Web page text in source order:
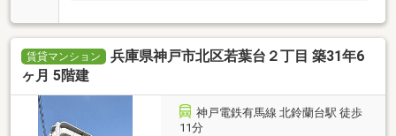
賃貸マンション
兵庫県神戸市北区若葉台２丁目 築31年6
ヶ月 5階建
神戸電鉄有馬線 北鈴蘭台駅 徒歩
11分